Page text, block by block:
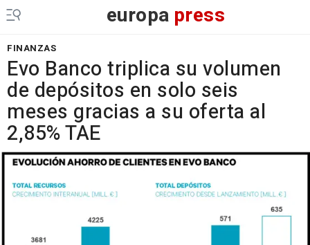
europa press
FINANZAS
Evo Banco triplica su volumen
de depósitos en solo seis
meses gracias a su oferta al
2,85% TAE